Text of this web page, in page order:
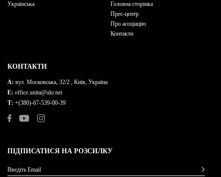
Українська
Головна сторінка
Прес-центр
Про асоціацію
Контакти
КОНТАКТИ
A: вул. Московська, 32/2 , Київ, Україна
E: office.unita@ukr.net
Т: +(380)-67-539-00-39
ПІДПИСАТИСЯ НА РОЗСИЛКУ
Введіть Email